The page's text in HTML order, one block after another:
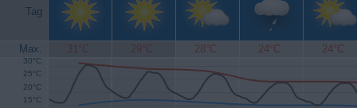
Tag
Max. 31°C 29°C 28°C 24°C 24°C
15°C
20°C
25°C
30°C